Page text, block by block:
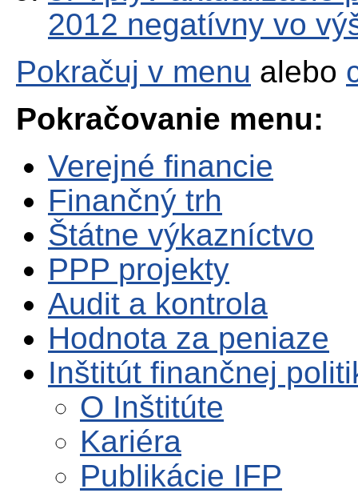
2012 negatívny vo
Pokračuj v menu alebo
Pokračovanie menu:
Verejné financie
Finančný trh
Štátne výkazníctvo
PPP projekty
Audit a kontrola
Hodnota za peniaze
Inštitút finančnej
O Inštitúte
Kariéra
Publikácie IFP